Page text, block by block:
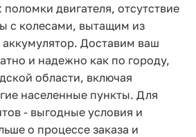
двигателя, отсутствие
с колесами, вытащим из
Доставим ваш
и надежно как по городу,
области, включая
населенные пункты. Для
- выгодные условия и
о процессе заказа и